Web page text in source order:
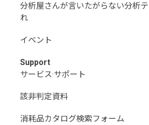
分析屋さんが言いたがらない分析
れ
イベント
Support
サービス·サポート
該非判定資料
消耗品カタログ検索フォーム